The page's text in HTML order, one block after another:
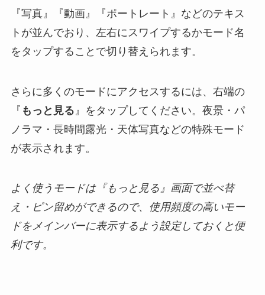
『写真』『動画』『ポートレート』などのテキス
トが並んでおり、左右にスワイプするかモード名
をタップすることで切り替えられます。
さらに多くのモードにアクセスするには、右端の
『 もっと見る 』をタップしてください。夜景・パ
ノラマ・長時間露光・天体写真などの特殊モード
が表示されます。
よく使うモードは『もっと見る』画面で並べ替
え・ピン留めができるので、使用頻度の高いモー
ドをメインバーに表示するよう設定しておくと便
利です。